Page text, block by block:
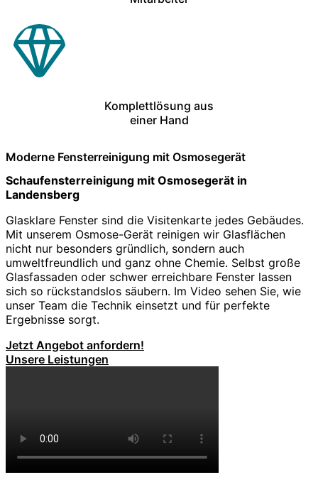
Komplettlösung aus
einer Hand
Moderne Fensterreinigung mit Osmosegerät
Schaufensterreinigung mit Osmosegerät in
Landensberg
Glasklare Fenster sind die Visitenkarte jedes Gebäudes.
Mit unserem Osmose-Gerät reinigen wir Glasflächen
nicht nur besonders gründlich, sondern auch
umweltfreundlich und ganz ohne Chemie. Selbst große
Glasfassaden oder schwer erreichbare Fenster lassen
sich so rückstandslos säubern. Im Video sehen Sie, wie
unser Team die Technik einsetzt und für perfekte
Ergebnisse sorgt.
Jetzt Angebot anfordern!
Unsere Leistungen